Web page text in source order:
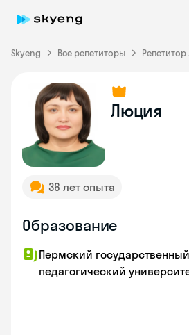
Skyeng Все репетиторы
Люция
36 лет опыта
Образование
Пермский
педагогический
Skyeng Chat
online